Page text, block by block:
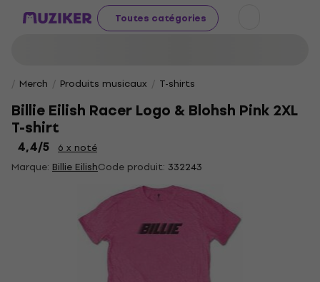
Toutes catégories
Merch Produits musicaux T-shirts
Billie Eilish Racer Logo & Blohsh Pink 2XL
T-shirt
4,4/5
6 x noté
Marque: Billie EilishCode produit: 332243